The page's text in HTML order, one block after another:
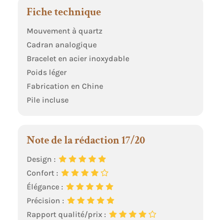
Fiche technique
Mouvement à quartz
Cadran analogique
Bracelet en acier inoxydable
Poids léger
Fabrication en Chine
Pile incluse
Note de la rédaction 17/20
Design :
Confort :
Élégance :
Précision :
Rapport qualité/prix :